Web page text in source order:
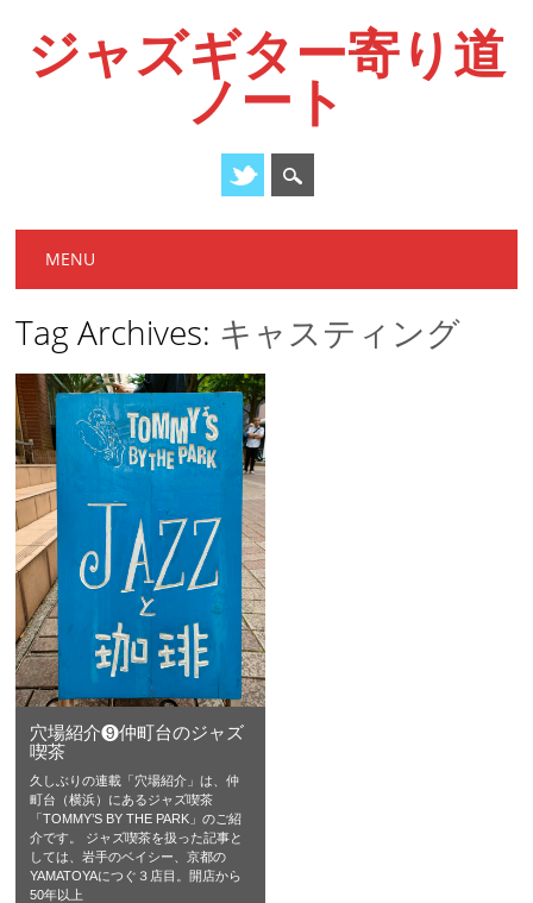
ジャズギター寄り道
ノート
Main menu
MENU
Tag Archives: キャスティング
穴場紹介❾仲町台のジャズ
喫茶
久しぶりの連載「穴場紹介」は、仲
町台（横浜）にあるジャズ喫茶
「TOMMY’S BY THE PARK」のご紹
介です。 ジャズ喫茶を扱った記事と
しては、岩手のベイシー、京都の
YAMATOYAにつぐ３店目。開店から
50年以上